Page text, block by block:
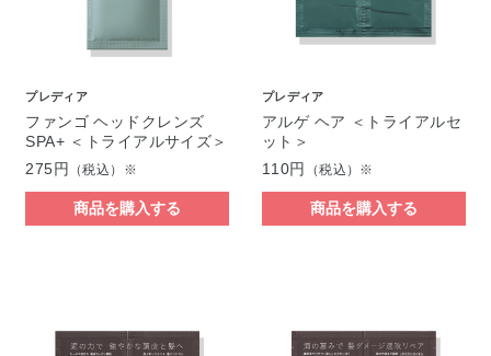
プレディア
ファンゴ ヘッドクレンズ
SPA+ ＜トライアルサイズ＞
275円
（税込）※
商品を購入する
プレディア
アルゲ ヘア ＜トライアルセ
ット＞
110円
（税込）※
商品を購入する